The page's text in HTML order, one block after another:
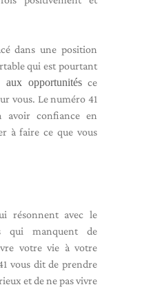
dans une position
qui est pourtant
aux opportunitésce
vous. Le numéro 41
avoir confiance en
à faire ce que vous
résonnent avec le
qui manquent de
votre vie à votre
vous dit de prendre
et de ne pas vivre